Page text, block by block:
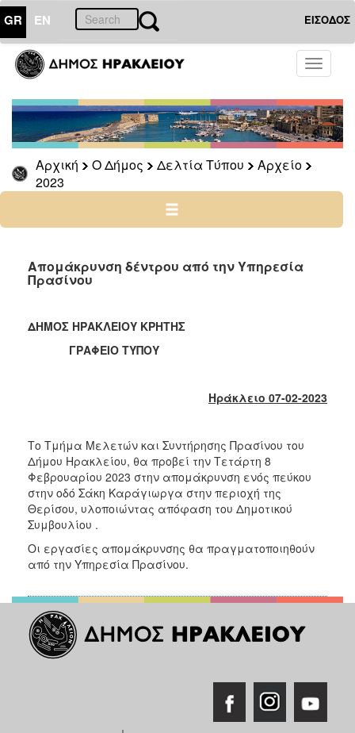
GR EN ΕΙΣΟΔΟΣ
Toggle
Αρχική Ο Δήμος Δελτία Τύπου
Αρχείο
2023
ΔΗΜΟΣ
Δελτία
Τύπου
Αρχείο
2026
2025
2022
2021
2019
2018
2013
2012
2011
2010
2006
ΤΟΠΟΣ
Απομάκρυνση δέντρου από την Υπηρεσία
Πρασίνου
ΔΗΜΟΣ ΗΡΑΚΛΕΙΟΥ ΚΡΗΤΗΣ
ΓΡΑΦΕΙΟ ΤΥΠΟΥ
Ηράκλειο 07-02-2023
Το Τμήμα Μελετών και Συντήρησης Πρασίνου του
Δήμου Ηρακλείου, θα προβεί την Τετάρτη 8
Φεβρουαρίου 2023 στην απομάκρυνση ενός πεύκου
στην οδό Σάκη Καράγιωργα στην περιοχή της
Θερίσου, υλοποιώντας απόφαση του Δημοτικού
Συμβουλίου .
Οι εργασίες απομάκρυνσης θα πραγματοποιηθούν
από την Υπηρεσία Πρασίνου.